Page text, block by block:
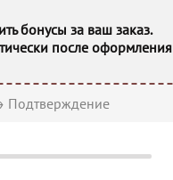
бонусы за ваш заказ.
после оформления
Подтверждение